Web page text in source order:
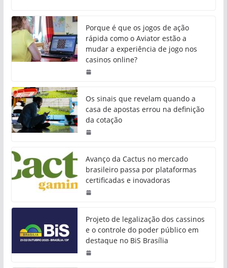
Porque é que os jogos de ação
rápida como o Aviator estão a
mudar a experiência de jogo nos
casinos online?
Os sinais que revelam quando a
casa de apostas errou na definição
da cotação
Avanço da Cactus no mercado
brasileiro passa por plataformas
certificadas e inovadoras
Projeto de legalização dos cassinos
e o controle do poder público em
destaque no BiS Brasília